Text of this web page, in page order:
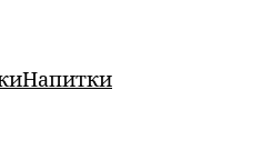
Напитки